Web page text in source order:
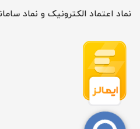
نماد اعتماد الکترونیک و نماد